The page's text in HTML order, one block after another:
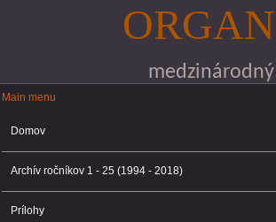
Main menu
Main menu
Domov
Archív ročníkov 1 - 25 (1994 - 2018)
Prílohy